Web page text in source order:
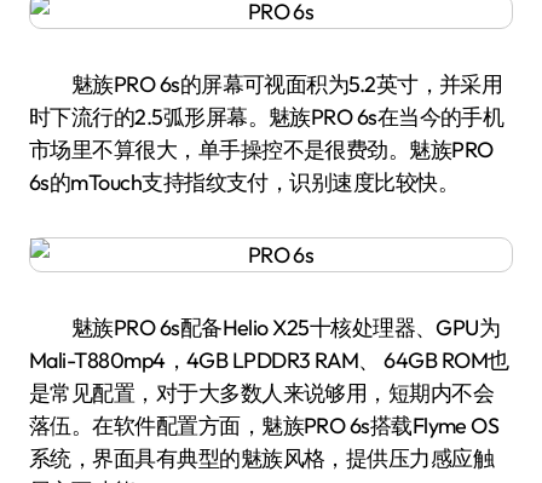
魅族PRO 6s的屏幕可视面积为5.2英寸，并采用
时下流行的2.5弧形屏幕。魅族PRO 6s在当今的手机
市场里不算很大，单手操控不是很费劲。魅族PRO
6s的mTouch支持指纹支付，识别速度比较快。
魅族PRO 6s配备Helio X25十核处理器、GPU为
Mali-T880mp4，4GB LPDDR3 RAM、 64GB ROM也
是常见配置，对于大多数人来说够用，短期内不会
落伍。在软件配置方面，魅族PRO 6s搭载Flyme OS
系统，界面具有典型的魅族风格，提供压力感应触